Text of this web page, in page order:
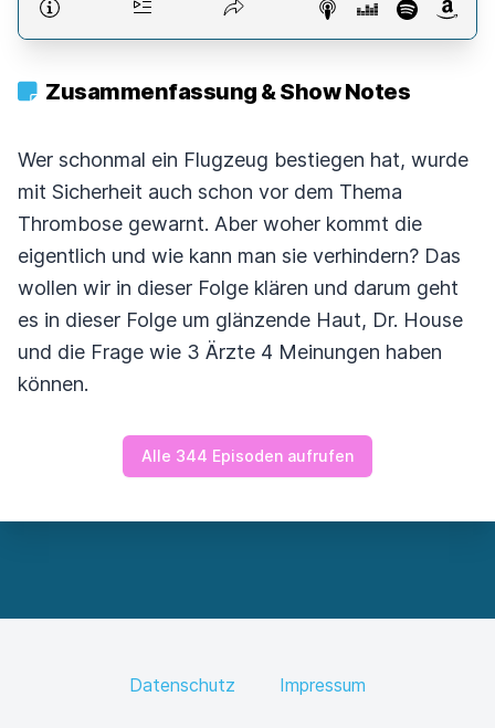
Zusammenfassung & Show Notes
Wer schonmal ein Flugzeug bestiegen hat, wurde
mit Sicherheit auch schon vor dem Thema
Thrombose gewarnt. Aber woher kommt die
eigentlich und wie kann man sie verhindern? Das
wollen wir in dieser Folge klären und darum geht
es in dieser Folge um glänzende Haut, Dr. House
und die Frage wie 3 Ärzte 4 Meinungen haben
können.
Alle 344 Episoden aufrufen
Datenschutz Impressum